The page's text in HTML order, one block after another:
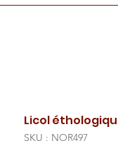
Licol
SKU : NOR497